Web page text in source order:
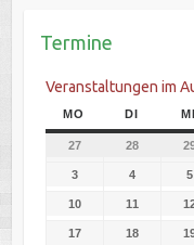
Termine
Veranstaltungen im
MO DI MI
27 28
3 4 5
10 11
17 18